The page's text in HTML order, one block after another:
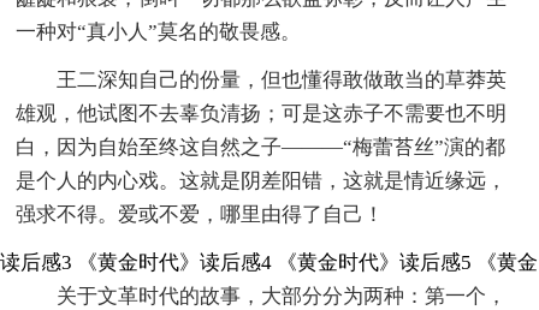
一种对“真小人”莫名的敬畏感。
王二深知自己的份量，但也懂得敢做敢当的草莽英
雄观，他试图不去辜负清扬；可是这赤子不需要也不明
白，因为自始至终这自然之子―——“梅蕾苔丝”演的都
是个人的内心戏。这就是阴差阳错，这就是情近缘远，
强求不得。爱或不爱，哪里由得了自己！
读后感3
关于文革时代的故事，大部分分为两种：第一个，
《黄金时代》读后感4 《黄金时代》读后感5 《黄金